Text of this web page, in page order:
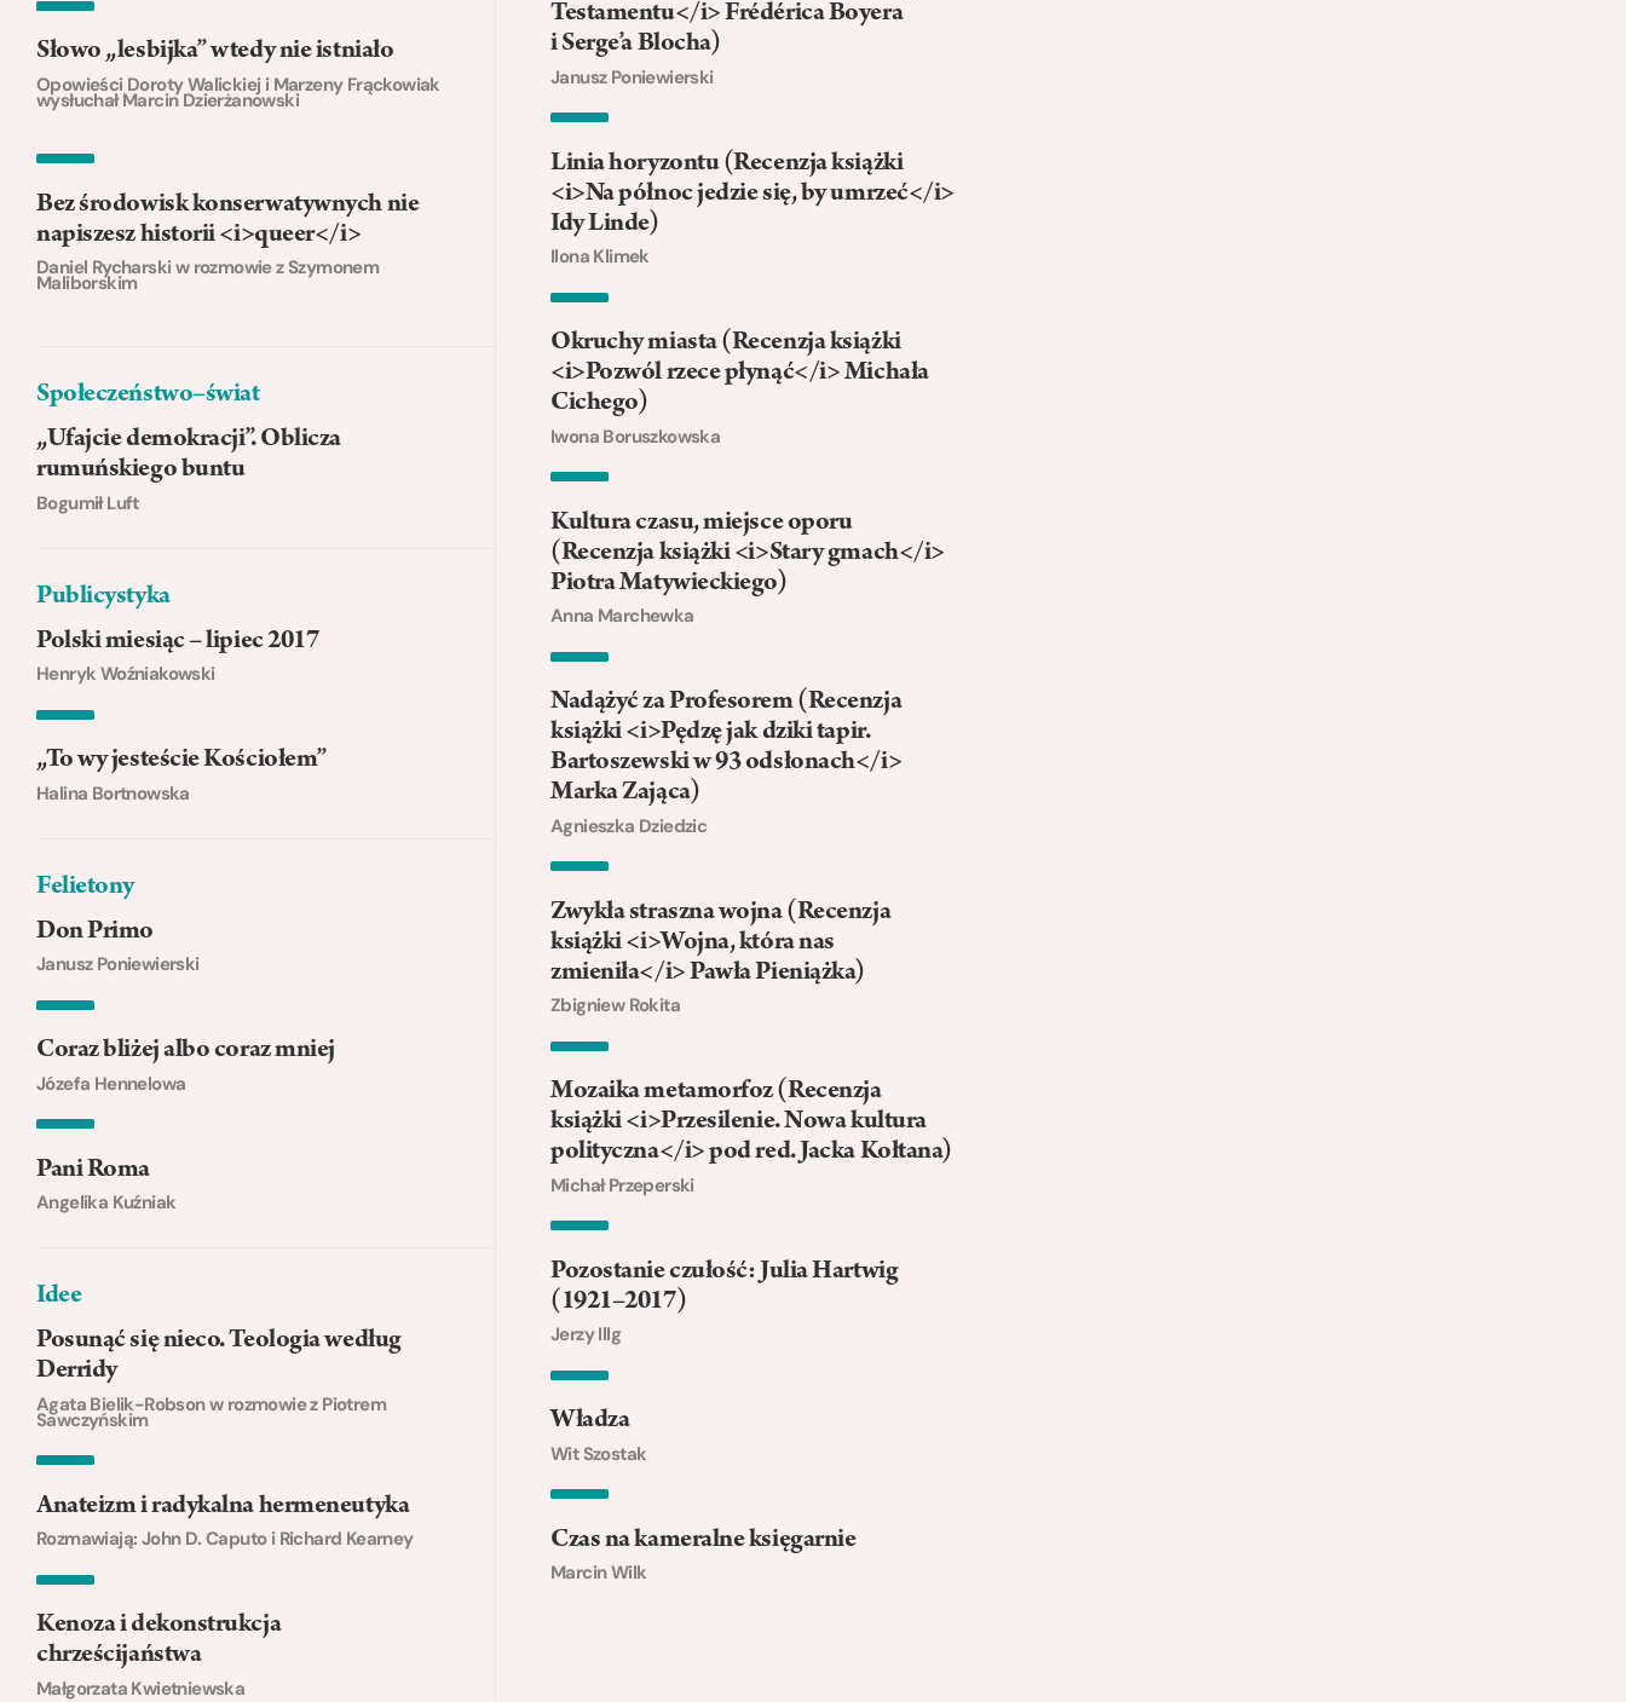
Słowo „lesbijka” wtedy nie istniało
Opowieści Doroty Walickiej i Marzeny Frąckowiak
wysłuchał Marcin Dzierżanowski
Bez środowisk konserwatywnych nie
napiszesz historii <i>queer</i>
Daniel Rycharski w rozmowie z Szymonem
Maliborskim
Społeczeństwo–świat
„Ufajcie demokracji”. Oblicza
rumuńskiego buntu
Bogumił Luft
Publicystyka
Polski miesiąc – lipiec 2017
Henryk Woźniakowski
„To wy jesteście Kościołem”
Halina Bortnowska
Felietony
Don Primo
Janusz Poniewierski
Coraz bliżej albo coraz mniej
Józefa Hennelowa
Pani Roma
Angelika Kuźniak
Idee
Posunąć się nieco. Teologia według
Derridy
Agata Bielik-Robson w rozmowie z Piotrem
Sawczyńskim
Anateizm i radykalna hermeneutyka
Rozmawiają: John D. Caputo i Richard Kearney
Kenoza i dekonstrukcja
chrześcijaństwa
Małgorzata Kwietniewska
Testamentu</i> Frédérica Boyera
i Serge’a Blocha)
Janusz Poniewierski
Linia horyzontu (Recenzja książki
<i>Na północ jedzie się, by umrzeć</i>
Idy Linde)
Ilona Klimek
Okruchy miasta (Recenzja książki
<i>Pozwól rzece płynąć</i> Michała
Cichego)
Iwona Boruszkowska
Kultura czasu, miejsce oporu
(Recenzja książki <i>Stary gmach</i>
Piotra Matywieckiego)
Anna Marchewka
Nadążyć za Profesorem (Recenzja
książki <i>Pędzę jak dziki tapir.
Bartoszewski w 93 odsłonach</i>
Marka Zająca)
Agnieszka Dziedzic
Zwykła straszna wojna (Recenzja
książki <i>Wojna, która nas
zmieniła</i> Pawła Pieniążka)
Zbigniew Rokita
Mozaika metamorfoz (Recenzja
książki <i>Przesilenie. Nowa kultura
polityczna</i> pod red. Jacka Kołtana)
Michał Przeperski
Pozostanie czułość: Julia Hartwig
(1921–2017)
Jerzy Illg
Władza
Wit Szostak
Czas na kameralne księgarnie
Marcin Wilk